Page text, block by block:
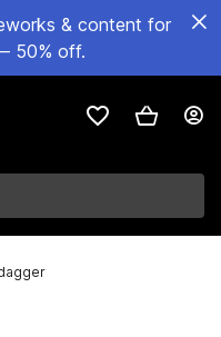
& content for
50% off.